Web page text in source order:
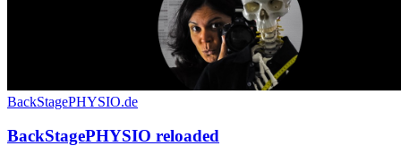
BackStagePHYSIO.de
BackStagePHYSIO reloaded